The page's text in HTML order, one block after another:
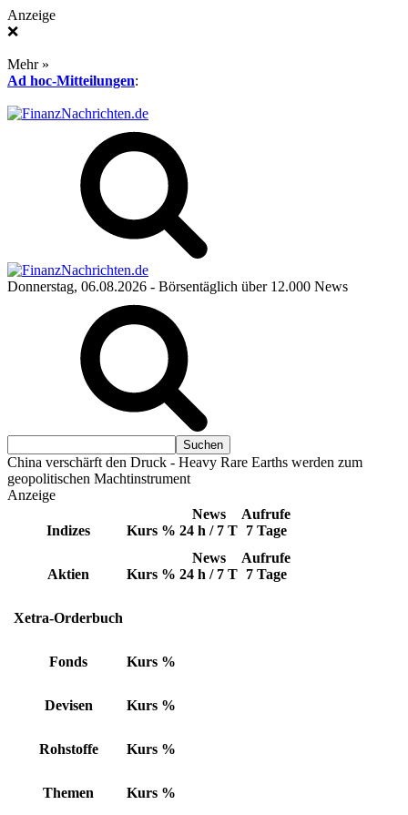
Anzeige
❌
Mehr »
Ad hoc-Mitteilungen:
Donnerstag, 06.08.2026 - Börsentäglich über 12.000 News
China verschärft den Druck - Heavy Rare Earths werden zum
geopolitischen Machtinstrument
Anzeige
Indizes Kurs %
News
24 h / 7 T
Aufrufe
7 Tage
Aktien Kurs %
News
24 h / 7 T
Aufrufe
7 Tage
Xetra-Orderbuch
Fonds Kurs %
Devisen Kurs %
Rohstoffe Kurs %
Themen Kurs %